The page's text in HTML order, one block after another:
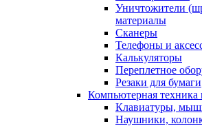
Уничтожители
материалы
Сканеры
Телефоны и
Калькуляторы
Переплетное
Резаки для бумаги
Компьютерная техника
Клавиатуры,
Наушники,